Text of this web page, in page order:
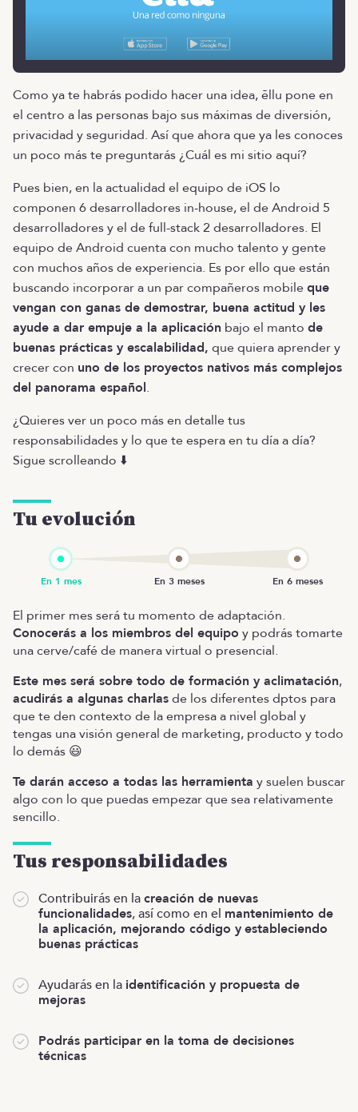
Como ya te habrás podido hacer una idea, ēllu pone en
el centro a las personas bajo sus máximas de diversión,
privacidad y seguridad. Así que ahora que ya les conoces
un poco más te preguntarás ¿Cuál es mi sitio aquí?
Pues bien, en la actualidad el equipo de iOS lo
componen 6 desarrolladores in-house, el de Android 5
desarrolladores y el de full-stack 2 desarrolladores. El
equipo de Android cuenta con mucho talento y gente
con muchos años de experiencia. Es por ello que están
buscando incorporar a un par compañeros mobileque
vengan con ganas de demostrar, buena actitud y les
ayude a dar empuje a la aplicación bajo el manto de
buenas prácticas y escalabilidad, que quiera aprender y
crecer con uno de los proyectos nativos más complejos
del panorama español.
¿Quieres ver un poco más en detalle tus
responsabilidades y lo que te espera en tu día a día?
Sigue scrolleando ⬇️
Tu evolución
El primer mes será tu momento de adaptación.
Conocerás a los miembros del equipo y podrás tomarte
una cerve/café de manera virtual o presencial.
Este mes será sobre todo de formación y aclimatación,
acudirás a algunas charlasde los diferentes dptos para
que te den contexto de la empresa a nivel global y
tengas una visión general de marketing, producto y todo
lo demás 😃
Te darán acceso a todas las herramienta y suelen buscar
algo con lo que puedas empezar que sea relativamente
sencillo.
Tus responsabilidades
Contribuirás en lacreación de nuevas
funcionalidades, así como en el mantenimiento de
la aplicación, mejorando código yestableciendo
buenas prácticas
Ayudarás en la identificación y propuesta de
mejoras
Podrás participar en la toma de decisiones
técnicas